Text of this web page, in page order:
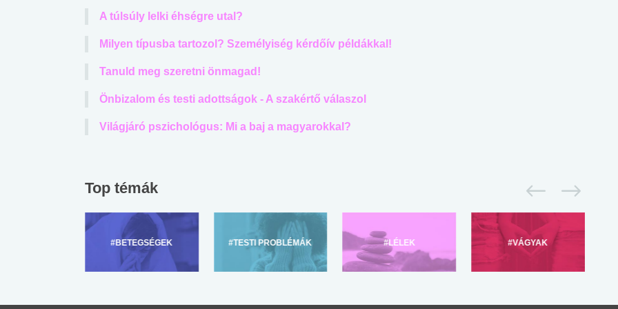
A túlsúly lelki éhségre utal?
Milyen típusba tartozol? Személyiség kérdőív példákkal!
Tanuld meg szeretni önmagad!
Önbizalom és testi adottságok - A szakértő válaszol
Világjáró pszichológus: Mi a baj a magyarokkal?
Top témák
#BETEGSÉGEK #TESTI PROBLÉMÁK #LÉLEK #VÁGYAK